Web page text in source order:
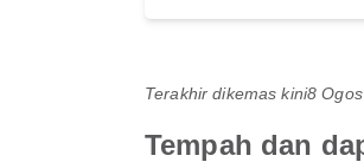
Terakhir dikemas kini8
Tempah dan